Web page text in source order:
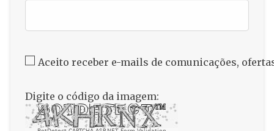
Aceito receber e-mails de comunicações,
Digite o código da imagem: